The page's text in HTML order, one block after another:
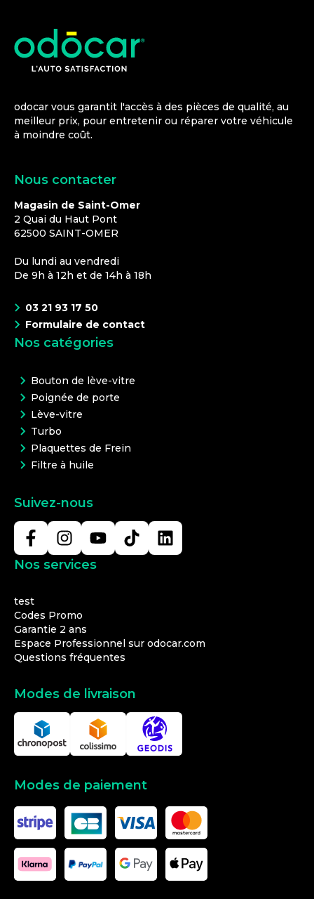
odocar vous garantit l'accès à des pièces de qualité, au
meilleur prix, pour entretenir ou réparer votre véhicule
à moindre coût.
Nous contacter
Magasin de Saint-Omer
2 Quai du Haut Pont
62500 SAINT-OMER
Du lundi au vendredi
De 9h à 12h et de 14h à 18h
03 21 93 17 50
Formulaire de contact
Nos catégories
Bouton de lève-vitre
Poignée de porte
Lève-vitre
Turbo
Plaquettes de Frein
Filtre à huile
Suivez-nous
Nos services
test
Codes Promo
Garantie 2 ans
Espace Professionnel sur odocar.com
Questions fréquentes
Modes de livraison
Modes de paiement